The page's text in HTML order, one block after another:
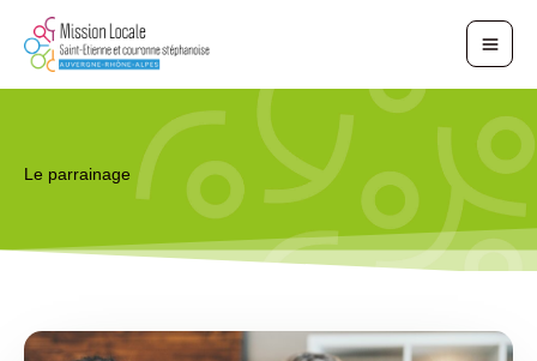
contenu
Le parrainage